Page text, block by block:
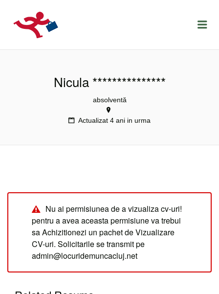
LOCURIDEMUNCACLUJ.NET
Nicula ***************
absolventă
Actualizat 4 ani in urma
Nu ai permisiunea de a vizualiza cv-uri!
pentru a avea aceasta permisiune va trebui
sa Achizitionezi un pachet de Vizualizare
CV-uri. Solicitarile se transmit pe
admin@locuridemuncacluj.net